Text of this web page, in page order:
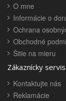
O mne
Informácie o
Ochrana
Obchodné
Šitie na mieru
Zákaznícky servis
Kontaktujte nás
Reklamácie